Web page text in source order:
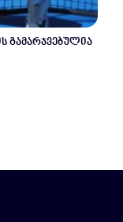
გამარჯვებულია